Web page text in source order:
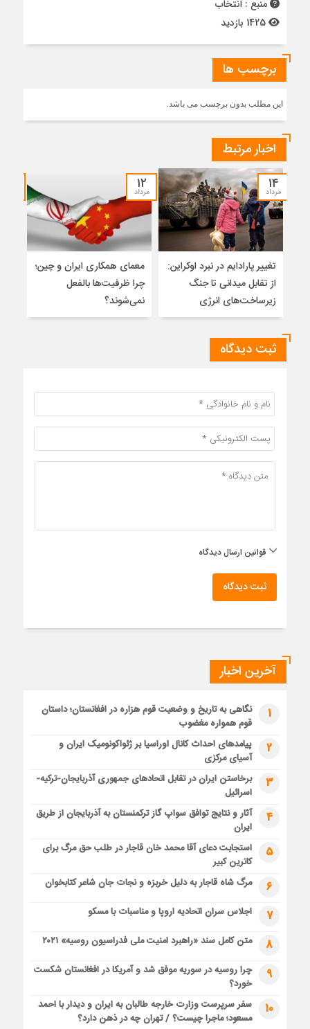
منبع : انتخاب
برچسب ها
این مطلب بدون برچسب می باشد.
اخبار مرتبط
۱۴
مرداد
تغییر پارادایم در نبرد اوکراین:
از تقابل میدانی تا جنگ
زیرساخت‌های انرژی
۱۲
مرداد
معمای همکاری ایران و چین؛
چرا ظرفیت‌ها بالفعل
نمی‌شوند؟
ثبت دیدگاه
قوانین ارسال دیدگاه
ثبت دیدگاه
آخرین اخبار
1
نگاهی به تاریخ و وضعیت قوم هزاره در افغانستان؛ داستان
قوم همواره مغضوب
2
پیامدهای احداث کانال اوراسیا بر ژئواکونومیک ایران و
آسیای مرکزی
3
برخاستن ایران در تقابل اتحادهای جمهوری آذربایجان-ترکیه-
اسرائیل
4
آثار و نتایج توافق سواپ گاز ترکمنستان به آذربایجان از طریق
ایران
5
استجابت دعای آقا محمد خان قاجار در طلب حق مرگ برای
کاترین کبیر
6 مرگ شاه قاجار به دلیل خربزه و نجات جان شاعر کتابخوان
7 اجلاس سران اتحادیه اروپا و مناسبات با مسکو
8 متن کامل سند «راهبرد امنیت ملی فدراسیون روسیه» ۲۰۲۱
9
چرا روسیه در سوریه موفق شد و آمریکا در افغانستان شکست
خورد؟
10
سفر سرپرست وزارت خارجه طالبان به ایران و دیدار با احمد
مسعود؛ ماجرا چیست؟ / تهران چه در ذهن دارد؟